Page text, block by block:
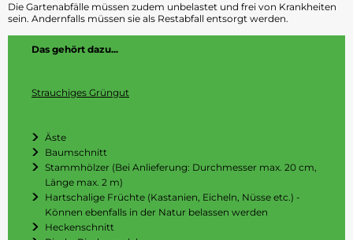
Die Gartenabfälle müssen zudem unbelastet und frei von Krankheiten
sein. Andernfalls müssen sie als Restabfall entsorgt werden.
Das gehört dazu...
Strauchiges Grüngut
Äste
Baumschnitt
Stammhölzer (Bei Anlieferung: Durchmesser max. 20 cm,
Länge max. 2 m)
Hartschalige Früchte (Kastanien, Eicheln, Nüsse etc.) -
Können ebenfalls in der Natur belassen werden
Heckenschnitt